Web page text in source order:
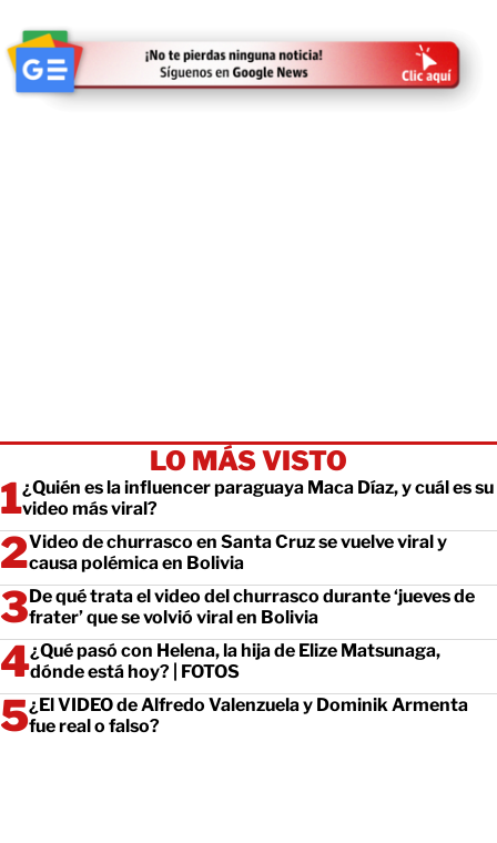
LO MÁS VISTO
¿Quién es la influencer paraguaya Maca Díaz, y cuál es su
video más viral?
Video de churrasco en Santa Cruz se vuelve viral y
causa polémica en Bolivia
De qué trata el video del churrasco durante ‘jueves de
frater’ que se volvió viral en Bolivia
¿Qué pasó con Helena, la hija de Elize Matsunaga,
dónde está hoy? | FOTOS
¿El VIDEO de Alfredo Valenzuela y Dominik Armenta
fue real o falso?